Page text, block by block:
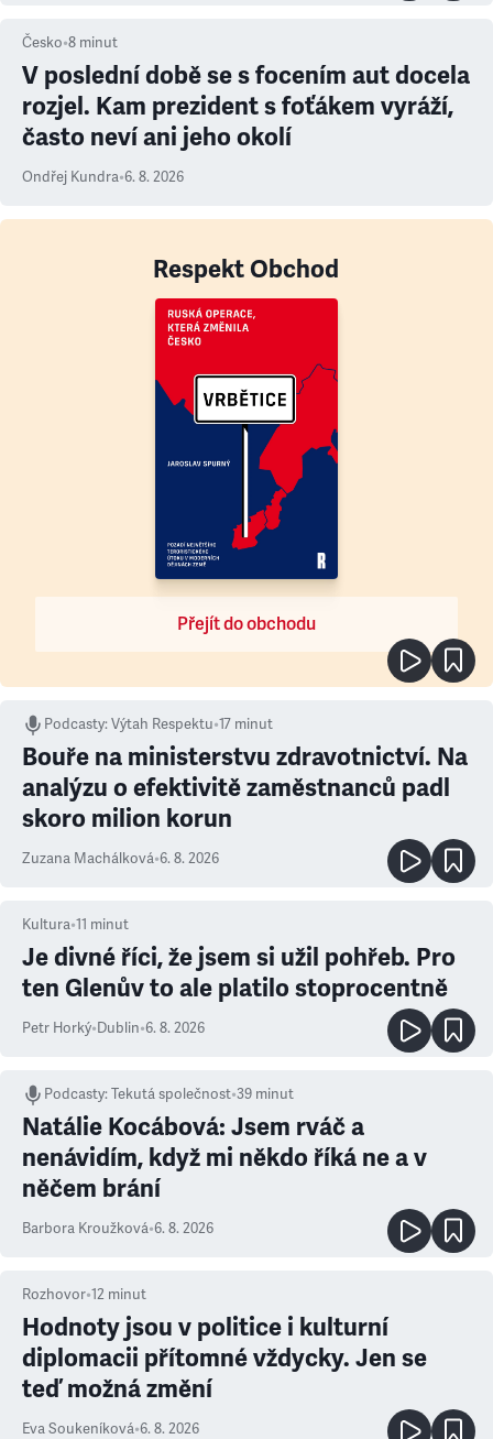
Česko•8 minut
V poslední době se s focením aut docela
rozjel. Kam prezident s foťákem vyráží,
často neví ani jeho okolí
Ondřej Kundra•6. 8. 2026
Respekt Obchod
Přejít do obchodu
Podcasty:Výtah Respektu•17 minut
Bouře na ministerstvu zdravotnictví. Na
analýzu o efektivitě zaměstnanců padl
skoro milion korun
Zuzana Machálková•6. 8. 2026
Kultura•11 minut
Je divné říci, že jsem si užil pohřeb. Pro
ten Glenův to ale platilo stoprocentně
Petr Horký•Dublin•6. 8. 2026
Podcasty:Tekutá společnost•39 minut
Natálie Kocábová: Jsem rváč a
nenávidím, když mi někdo říká ne a v
něčem brání
Barbora Kroužková•6. 8. 2026
Rozhovor•12 minut
Hodnoty jsou v politice i kulturní
diplomacii přítomné vždycky. Jen se
teď možná změní
Eva Soukeníková•6. 8. 2026